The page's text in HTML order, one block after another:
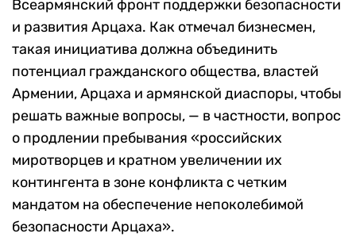
Всеармянский фронт поддержки безопасности
и развития Арцаха. Как отмечал бизнесмен,
такая инициатива должна объединить
потенциал гражданского общества, властей
Армении, Арцаха и армянской диаспоры, чтобы
решать важные вопросы, — в частности, вопрос
о продлении пребывания «российских
миротворцев и кратном увеличении их
контингента в зоне конфликта с четким
мандатом на обеспечение непоколебимой
безопасности Арцаха».